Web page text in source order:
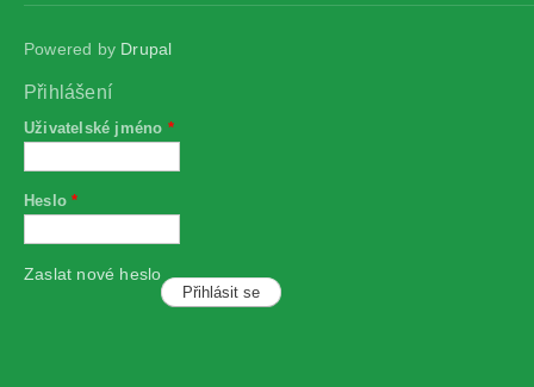
Powered by Drupal
Přihlášení
Uživatelské jméno *
Heslo*
Zaslat nové heslo